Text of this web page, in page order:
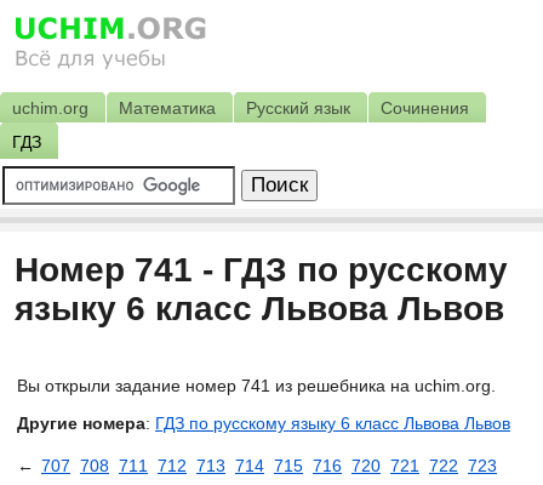
uchim.org Математика Русский язык
Сочинения
ГДЗ
Номер 741 - ГДЗ по русскому
языку 6 класс Львова Львов
Вы открыли задание номер 741 из решебника на uchim.org.
Другие номера: ГДЗ по русскому языку 6 класс Львова Львов
← 707 708 711 712 713 714 715 716 720 721 722 723